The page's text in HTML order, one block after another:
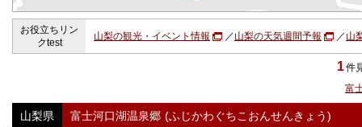
お役立ちリン
クtest
山梨の観光・イベント情報 ／ 山梨の天気週間予報 ／ 山
1件
富
山梨県 富士河口湖温泉郷 (ふじかわぐちこおんせんきょう)